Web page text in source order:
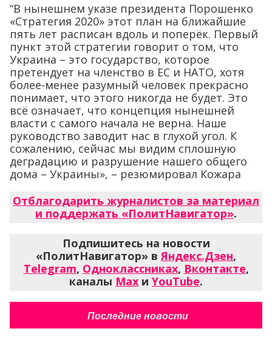
“В нынешнем указе президента Порошенко
«Стратегия 2020» этот план на ближайшие
пять лет расписан вдоль и поперёк. Первый
пункт этой стратегии говорит о том, что
Украина – это государство, которое
претендует на членство в ЕС и НАТО, хотя
более-менее разумный человек прекрасно
понимает, что этого никогда не будет. Это
всё означает, что концепция нынешней
власти с самого начала не верна. Наше
руководство заводит нас в глухой угол. К
сожалению, сейчас мы видим сплошную
деградацию и разрушение нашего общего
дома – Украины», – резюмировал Кожара
Отблагодарить журналистов за материал
и поддержать «ПолитНавигатор».
Подпишитесь на новости
«ПолитНавигатор» вЯндекс.Дзен,
Telegram, Одноклассниках, Вконтакте,
каналы Max и YouTube.
Последние новости